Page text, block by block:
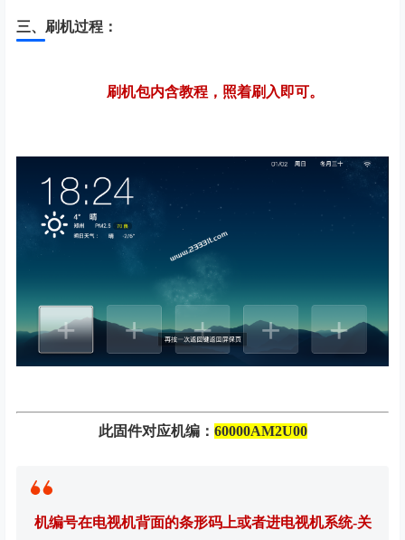
三、刷机过程：
刷机包内含教程，照着刷入即可。
此固件对应机编： 60000AM2U00
机编号在电视机背面的条形码上或者进电视机系统-关